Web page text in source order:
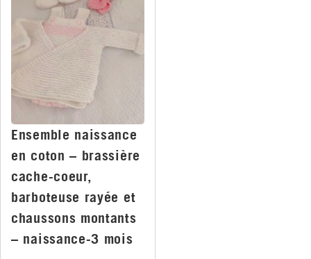
Ensemble naissance
en coton – brassière
cache-coeur,
barboteuse rayée et
chaussons montants
– naissance-3 mois